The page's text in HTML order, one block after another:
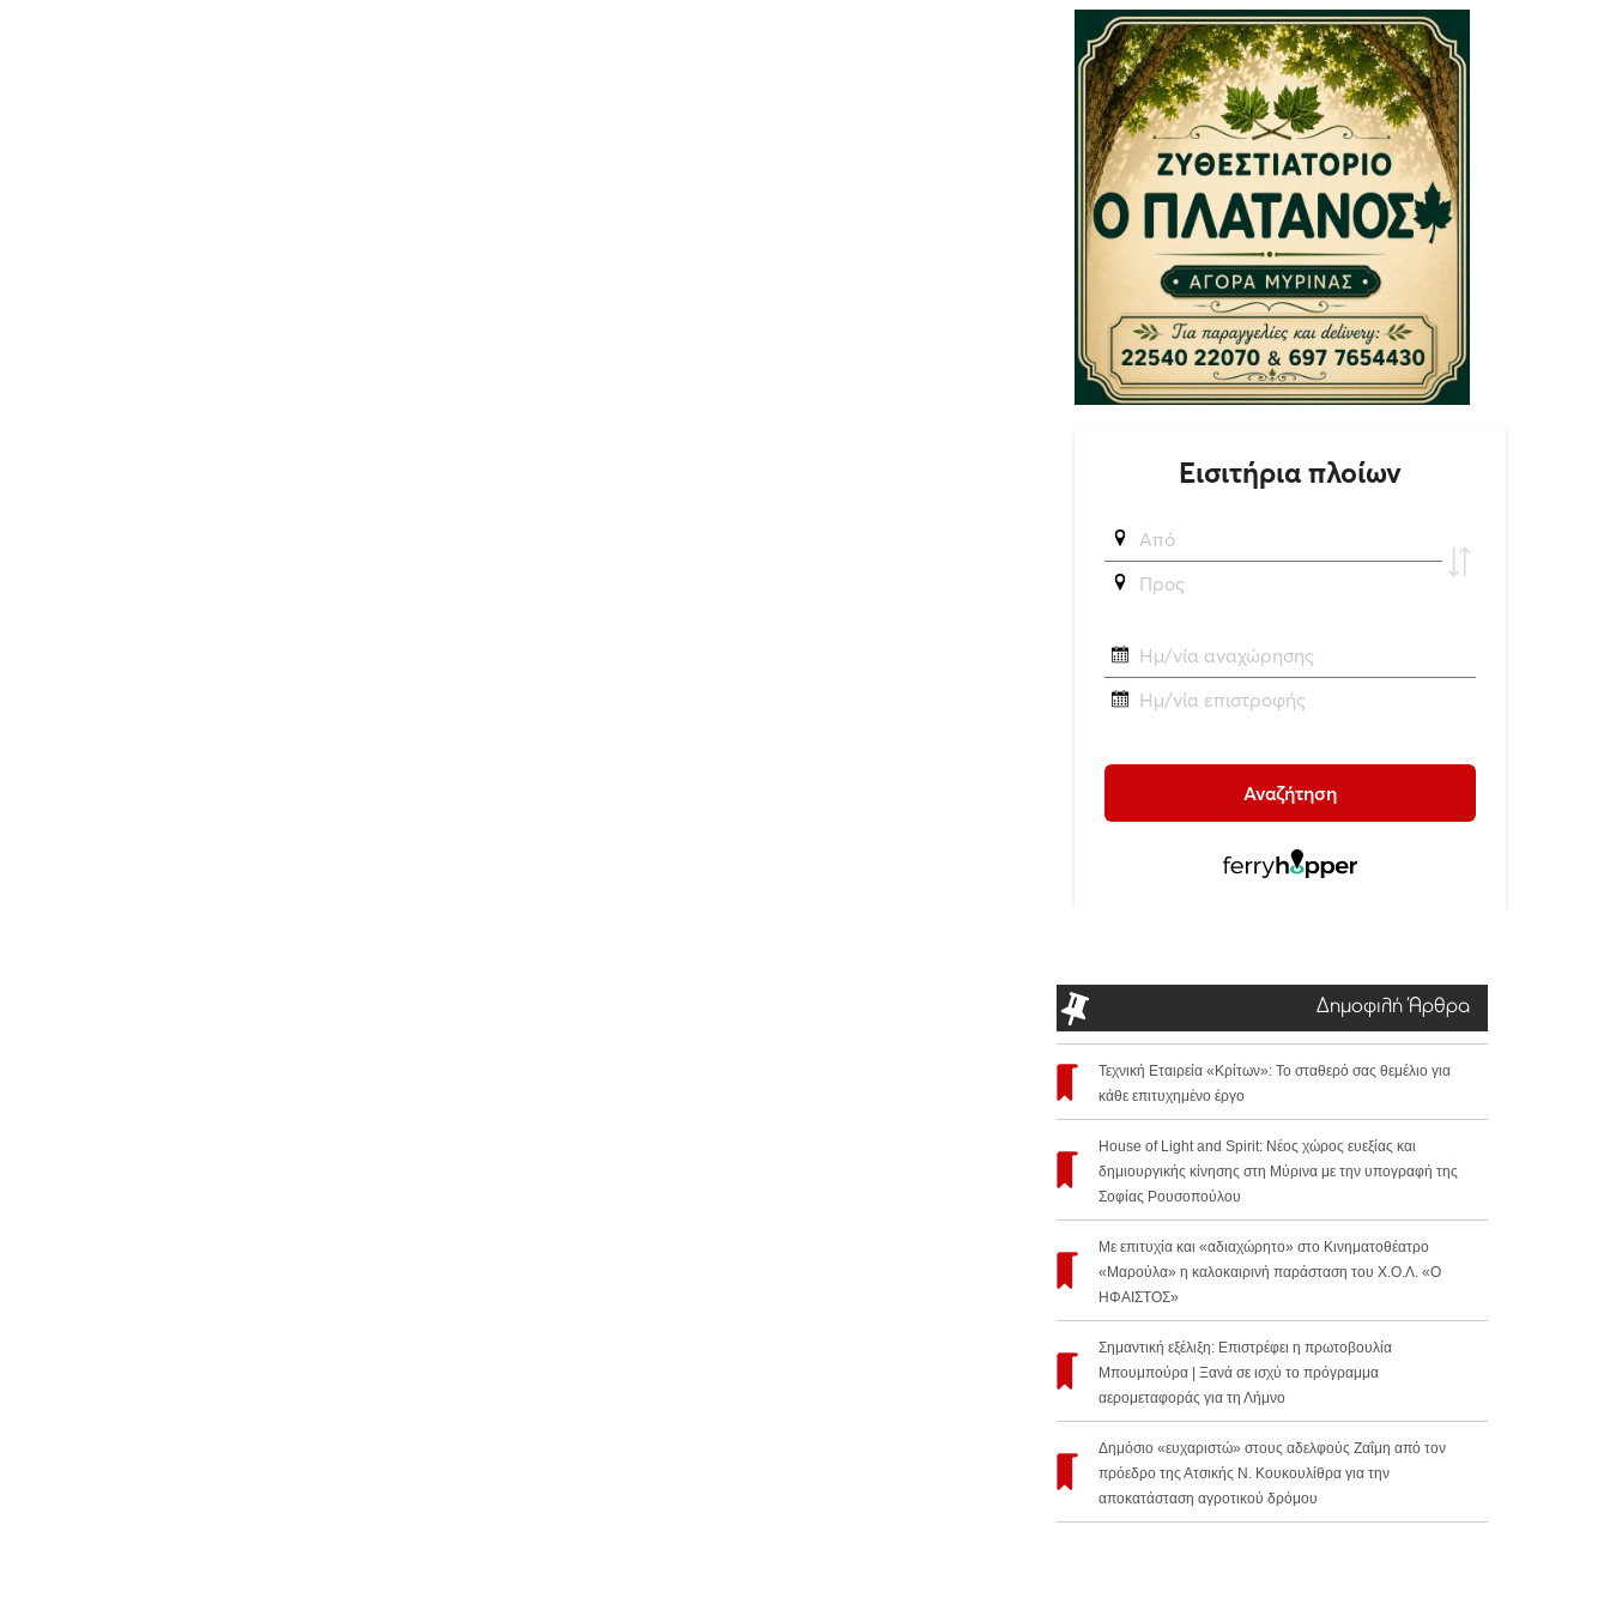
Δημοφιλή Άρθρα
Τεχνική Εταιρεία «Κρίτων»: Το σταθερό σας θεμέλιο για
κάθε επιτυχημένο έργο
House of Light and Spirit: Νέος χώρος ευεξίας και
δημιουργικής κίνησης στη Μύρινα με την υπογραφή της
Σοφίας Ρουσοπούλου
Με επιτυχία και «αδιαχώρητο» στο Κινηματοθέατρο
«Μαρούλα» η καλοκαιρινή παράσταση του Χ.Ο.Λ. «Ο
ΗΦΑΙΣΤΟΣ»
Σημαντική εξέλιξη: Επιστρέφει η πρωτοβουλία
Μπουμπούρα | Ξανά σε ισχύ το πρόγραμμα
αερομεταφοράς για τη Λήμνο
Δημόσιο «ευχαριστώ» στους αδελφούς Ζαΐμη από τον
πρόεδρο της Ατσικής Ν. Κουκουλίθρα για την
αποκατάσταση αγροτικού δρόμου